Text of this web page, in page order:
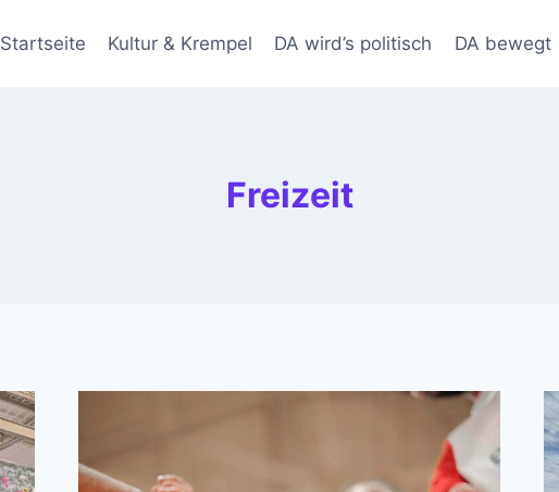
Startseite Kultur & Krempel DA wird’s politisch DA bewegt
Freizeit